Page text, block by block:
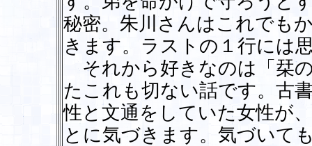
秘密。朱川さんはこれでも
きます。ラストの１行には
それから好きなのは「栞
たこれも切ない話です。古
性と文通をしていた女性が
とに気づきます。気づいて